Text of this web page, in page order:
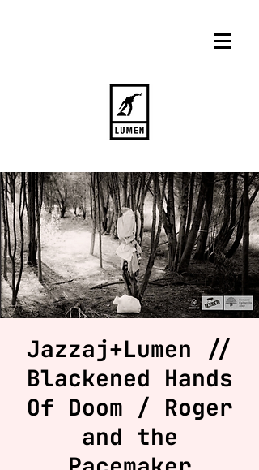
Jazzaj+Lumen //
Blackened Hands
Of Doom / Roger
and the